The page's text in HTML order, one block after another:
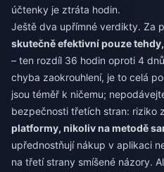
účtenky je ztráta hodin.
Ještě dva upřímné verdikty. Za
skutečně efektivní pouze
– ten rozdíl 36 hodin oproti 4
chyba zaokrouhlení, je to celá
jsou téměř k ničemu;
bezpečnosti třetích stran: riziko
platformy, nikoliv na metodě
upřednostňují nákup v aplikaci
na třetí strany smíšené názory.